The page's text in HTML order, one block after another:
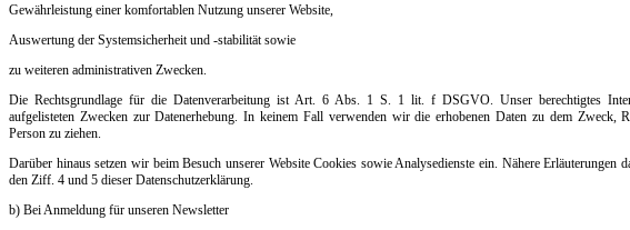
Gewährleistung einer komfortablen Nutzung unserer Website,
Auswertung der Systemsicherheit und -stabilität sowie
zu weiteren administrativen Zwecken.
Die Rechtsgrundlage für die Datenverarbeitung ist Art. 6 Abs. 1 S. 1 lit. f DSGVO. Unser berechtigtes
aufgelisteten Zwecken zur Datenerhebung. In keinem Fall verwenden wir die erhobenen Daten zu dem Zweck,
Person zu ziehen.
Darüber hinaus setzen wir beim Besuch unserer Website Cookies sowie Analysedienste ein. Nähere Erläuterungen
den Ziff. 4 und 5 dieser Datenschutzerklärung.
b) Bei Anmeldung für unseren Newsletter